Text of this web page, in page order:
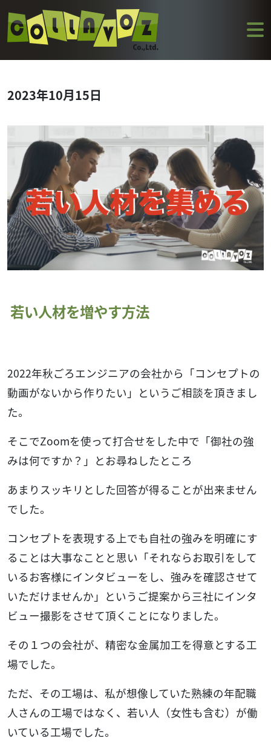
2023年10月15日
若い人材を増やす方法
2022年秋ごろエンジニアの会社から「コンセプトの
動画がないから作りたい」というご相談を頂きまし
た。
そこでZoomを使って打合せをした中で「御社の強
みは何ですか？」とお尋ねしたところ
あまりスッキリとした回答が得ることが出来ません
でした。
コンセプトを表現する上でも自社の強みを明確にす
ることは大事なことと思い「それならお取引をして
いるお客様にインタビューをし、強みを確認させて
いただけませんか」というご提案から三社にインタ
ビュー撮影をさせて頂くことになりました。
その１つの会社が、精密な金属加工を得意とする工
場でした。
ただ、その工場は、私が想像していた熟練の年配職
人さんの工場ではなく、若い人（女性も含む）が働
いている工場でした。